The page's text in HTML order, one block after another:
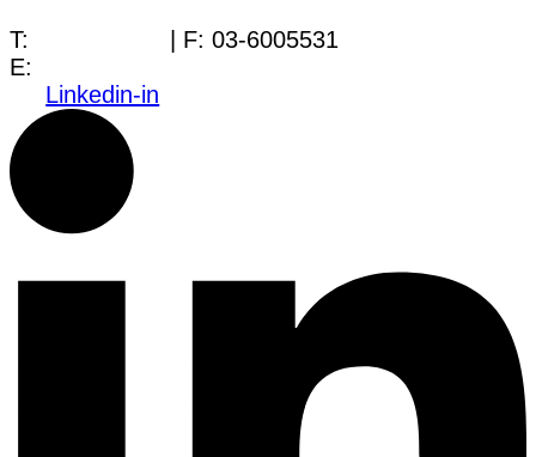
T:
| F: 03-6005531
E:
Linkedin-in